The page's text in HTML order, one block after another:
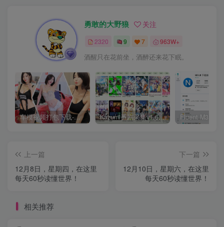
勇敢的大野狼 关注
2320 9 7 963W+
酒醒只在花前坐，酒醉还来花下眠。
车模视频打包下载-高清无水印版 Kazumi番剧采集v1.6.9：支持自定义规则+在线观看+弹幕，跨平台下载
上一篇
12月8日，星期四，在这里
每天60秒读懂世界！
下一篇
12月10日，星期六，在这里
每天60秒读懂世界！
相关推荐